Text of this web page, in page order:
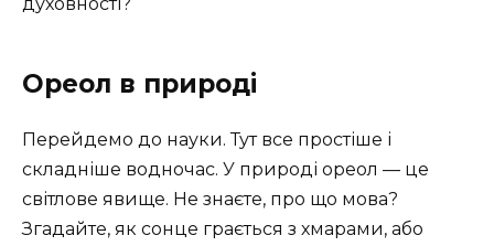
Ореол в природі
Перейдемо до науки. Тут все простіше і
складніше водночас. У природі ореол — це
світлове явище. Не знаєте, про що мова?
Згадайте, як сонце грається з хмарами, або